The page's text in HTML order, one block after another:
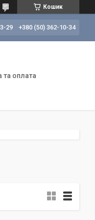
Кошик
29 +380 (50) 362-10-34
та оплата